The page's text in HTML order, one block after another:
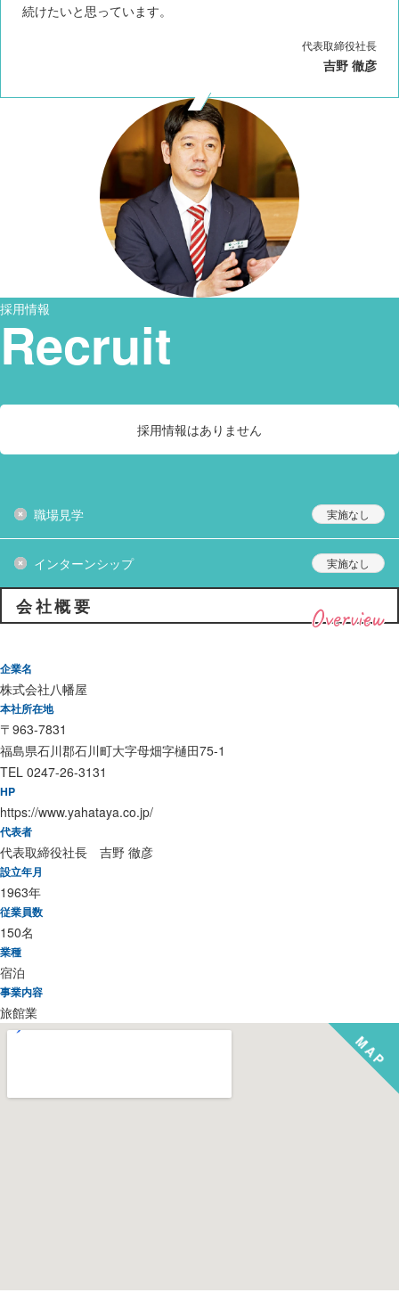
続けたいと思っています。
代表取締役社長
吉野 徹彦
採用情報
Recruit
採用情報はありません
職場見学
インターンシップ
Overview
会社概要
企業名
株式会社八幡屋
本社所在地
〒963-7831
福島県石川郡石川町大字母畑字樋田75-1
TEL 0247-26-3131
HP
https://www.yahataya.co.jp/
代表者
代表取締役社長 吉野 徹彦
設立年月
1963年
従業員数
150名
業種
宿泊
事業内容
旅館業